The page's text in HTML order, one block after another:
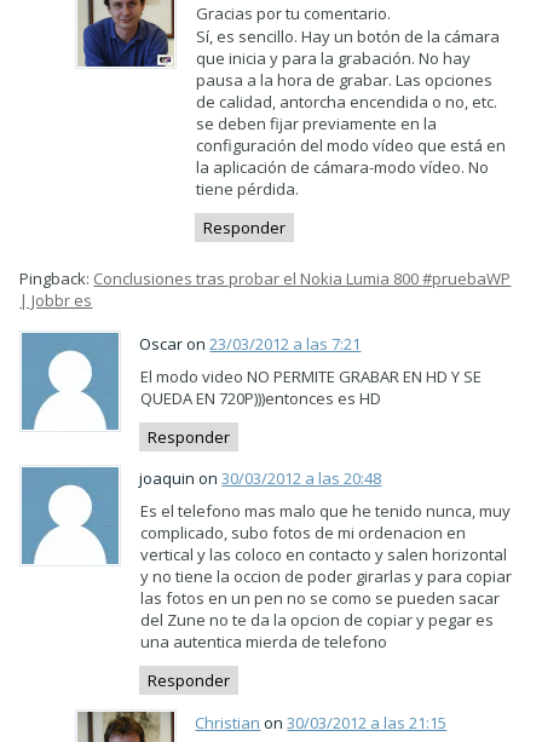
Gracias por tu comentario.
Sí, es sencillo. Hay un botón de la cámara
que inicia y para la grabación. No hay
pausa a la hora de grabar. Las opciones
de calidad, antorcha encendida o no, etc.
se deben fijar previamente en la
configuración del modo vídeo que está en
la aplicación de cámara-modo vídeo. No
tiene pérdida.
Responder
Pingback: Conclusiones tras probar el Nokia Lumia 800 #pruebaWP
| Jobbr es
Oscar on23/03/2012 a las 7:21
El modo video NO PERMITE GRABAR EN HD Y SE
QUEDA EN 720P)))entonces es HD
Responder
joaquin on30/03/2012 a las 20:48
Es el telefono mas malo que he tenido nunca, muy
complicado, subo fotos de mi ordenacion en
vertical y las coloco en contacto y salen horizontal
y no tiene la occion de poder girarlas y para copiar
las fotos en un pen no se como se pueden sacar
del Zune no te da la opcion de copiar y pegar es
una autentica mierda de telefono
Responder
Christian on30/03/2012 a las 21:15